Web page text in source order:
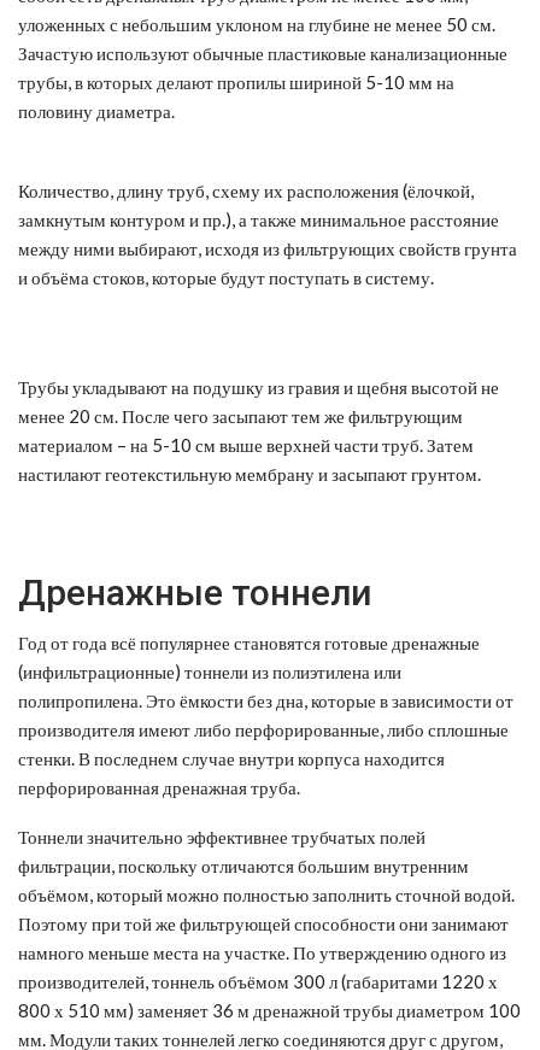
уложенных с небольшим уклоном на глубине не менее 50 см.
Зачастую используют обычные пластиковые канализационные
трубы, в которых делают пропилы шириной 5-10 мм на
половину диаметра.
Количество, длину труб, схему их расположения (ёлочкой,
замкнутым контуром и пр.), а также минимальное расстояние
между ними выбирают, исходя из фильтрующих свойств грунта
и объёма стоков, которые будут поступать в систему.
Трубы укладывают на подушку из гравия и щебня высотой не
менее 20 см. После чего засыпают тем же фильтрующим
материалом – на 5-10 см выше верхней части труб. Затем
настилают геотекстильную мембрану и засыпают грунтом.
Дренажные тоннели
Год от года всё популярнее становятся готовые дренажные
(инфильтрационные) тоннели из полиэтилена или
полипропилена. Это ёмкости без дна, которые в зависимости от
производителя имеют либо перфорированные, либо сплошные
стенки. В последнем случае внутри корпуса находится
перфорированная дренажная труба.
Тоннели значительно эффективнее трубчатых полей
фильтрации, поскольку отличаются большим внутренним
объёмом, который можно полностью заполнить сточной водой.
Поэтому при той же фильтрующей способности они занимают
намного меньше места на участке. По утверждению одного из
производителей, тоннель объёмом 300 л (габаритами 1220 х
800 х 510 мм) заменяет 36 м дренажной трубы диаметром 100
мм. Модули таких тоннелей легко соединяются друг с другом,